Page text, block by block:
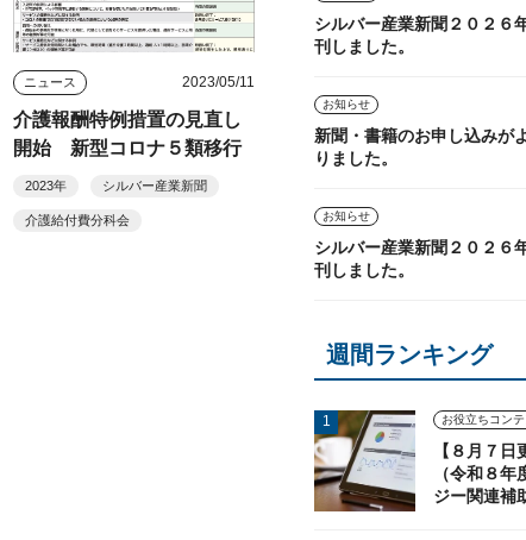
ニュース 2023/05/11
介護報酬特例措置の見直し
開始 新型コロナ５類移行
2023年 シルバー産業新聞
介護給付費分科会
シルバー産業新聞２０２６
刊しました。
お知らせ
新聞・書籍のお申し込みが
りました。
お知らせ
シルバー産業新聞２０２６
刊しました。
週間ランキング
お役立ちコン
【８月７
（令和８
ジー関連